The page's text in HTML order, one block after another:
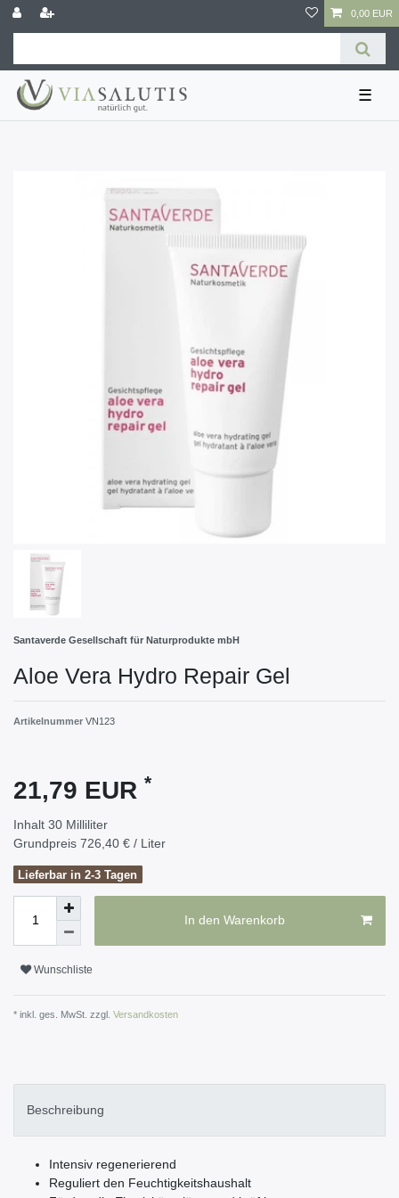
0,00 EUR
☰
Santaverde Gesellschaft für Naturprodukte mbH
Aloe Vera Hydro Repair Gel
Artikelnummer VN123
21,79 EUR *
Inhalt 30 Milliliter
Grundpreis 726,40 € / Liter
Lieferbar in 2-3 Tagen
In den Warenkorb
Wunschliste
* inkl. ges. MwSt. zzgl. Versandkosten
Beschreibung
Intensiv regenerierend
Reguliert den Feuchtigkeitshaushalt